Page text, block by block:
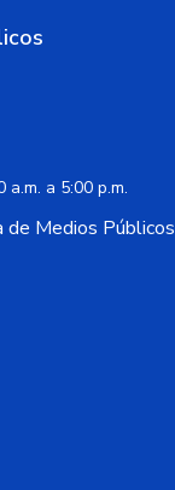
a 5:00 p.m.
de Medios Públicos